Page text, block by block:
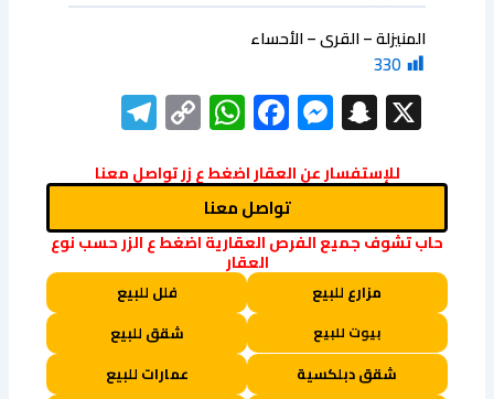
المنيزلة – القرى – الأحساء
330
X
Snapchat
Messenger
Facebook
WhatsApp
Copy
Link
للإستفسار عن العقار اضغط ع زر تواصل معنا
تواصل معنا
حاب تشوف جميع الفرص العقارية اضغط ع الزر حسب نوع
العقار
مزارع للبيع فلل للبيع
بيوت للبيع
شقق للبيع
شقق دبلكسية
عمارات للبيع